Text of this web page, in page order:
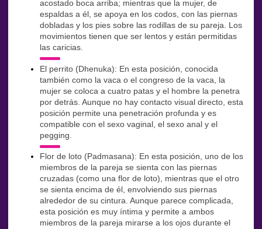
acostado boca arriba; mientras que la mujer, de
espaldas a él, se apoya en los codos, con las piernas
dobladas y los pies sobre las rodillas de su pareja. Los
movimientos tienen que ser lentos y están permitidas
las caricias.
El perrito (Dhenuka): En esta posición, conocida
también como la vaca o el congreso de la vaca, la
mujer se coloca a cuatro patas y el hombre la penetra
por detrás. Aunque no hay contacto visual directo, esta
posición permite una penetración profunda y es
compatible con el sexo vaginal, el sexo anal y el
pegging.
Flor de loto (Padmasana): En esta posición, uno de los
miembros de la pareja se sienta con las piernas
cruzadas (como una flor de loto), mientras que el otro
se sienta encima de él, envolviendo sus piernas
alrededor de su cintura. Aunque parece complicada,
esta posición es muy íntima y permite a ambos
miembros de la pareja mirarse a los ojos durante el